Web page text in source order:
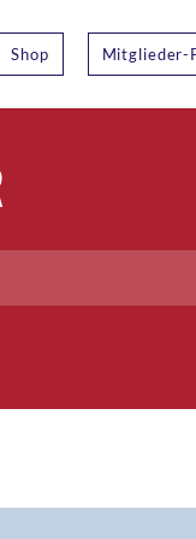
Shop Mitglieder-